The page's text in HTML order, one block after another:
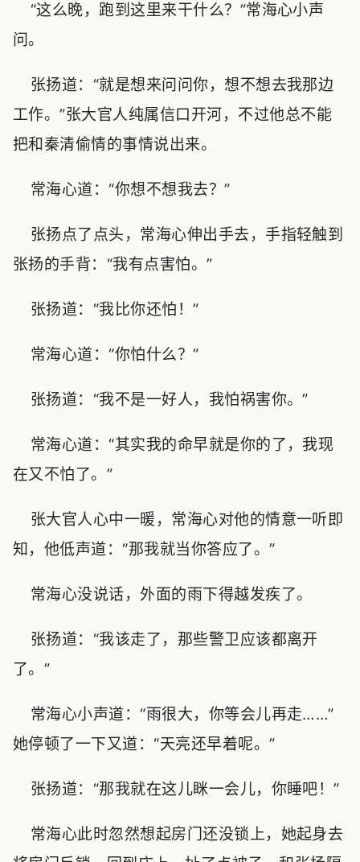
“这么晚，跑到这里来干什么？”常海心小声
问。
张扬道：“就是想来问问你，想不想去我那边
工作。”张大官人纯属信口开河，不过他总不能
把和秦清偷情的事情说出来。
常海心道：“你想不想我去？”
张扬点了点头，常海心伸出手去，手指轻触到
张扬的手背：“我有点害怕。”
张扬道：“我比你还怕！”
常海心道：“你怕什么？”
张扬道：“我不是一好人，我怕祸害你。”
常海心道：“其实我的命早就是你的了，我现
在又不怕了。”
张大官人心中一暖，常海心对他的情意一听即
知，他低声道：“那我就当你答应了。”
常海心没说话，外面的雨下得越发疾了。
张扬道：“我该走了，那些警卫应该都离开
了。”
常海心小声道：“雨很大，你等会儿再走……”
她停顿了一下又道：“天亮还早着呢。”
张扬道：“那我就在这儿眯一会儿，你睡吧！”
常海心此时忽然想起房门还没锁上，她起身去